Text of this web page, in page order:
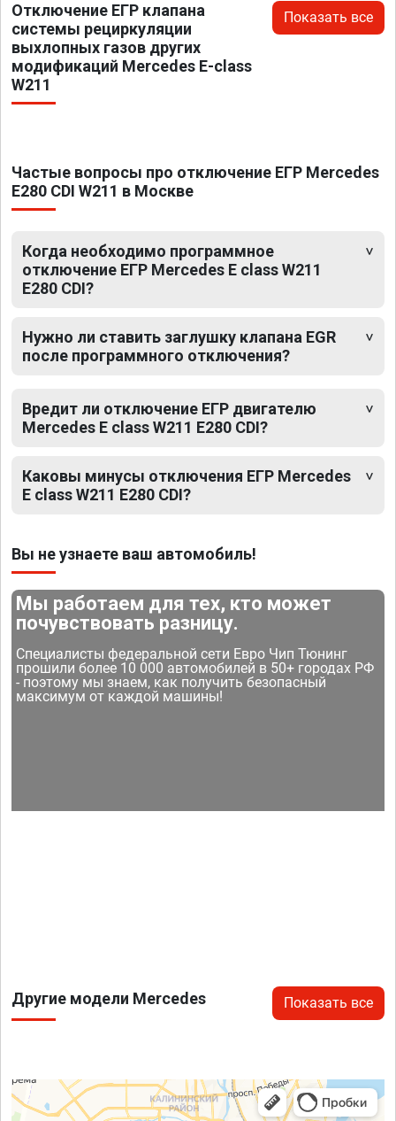
Отключение ЕГР клапана
системы рециркуляции
выхлопных газов других
модификаций Mercedes E-class
W211
Показать все
Частые вопросы про отключение ЕГР Mercedes
E280 CDI W211 в Москве
Когда необходимо программное
отключение ЕГР Mercedes E class W211
E280 CDI?
Нужно ли ставить заглушку клапана EGR
после программного отключения?
Вредит ли отключение ЕГР двигателю
Mercedes E class W211 E280 CDI?
Каковы минусы отключения ЕГР Mercedes
E class W211 E280 CDI?
Вы не узнаете ваш автомобиль!
Мы работаем для тех, кто может
почувствовать разницу.
Специалисты федеральной сети Евро Чип Тюнинг
прошили более 10 000 автомобилей в 50+ городах РФ
- поэтому мы знаем, как получить безопасный
максимум от каждой машины!
Другие модели Mercedes Показать все